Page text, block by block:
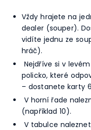
Vždy hrajete na
dealer (souper).
vidíte jednu ze
hráč).
Nejdříve si v
policko, které
– dostanete karty
V horní řade
(například 10).
V tabulce